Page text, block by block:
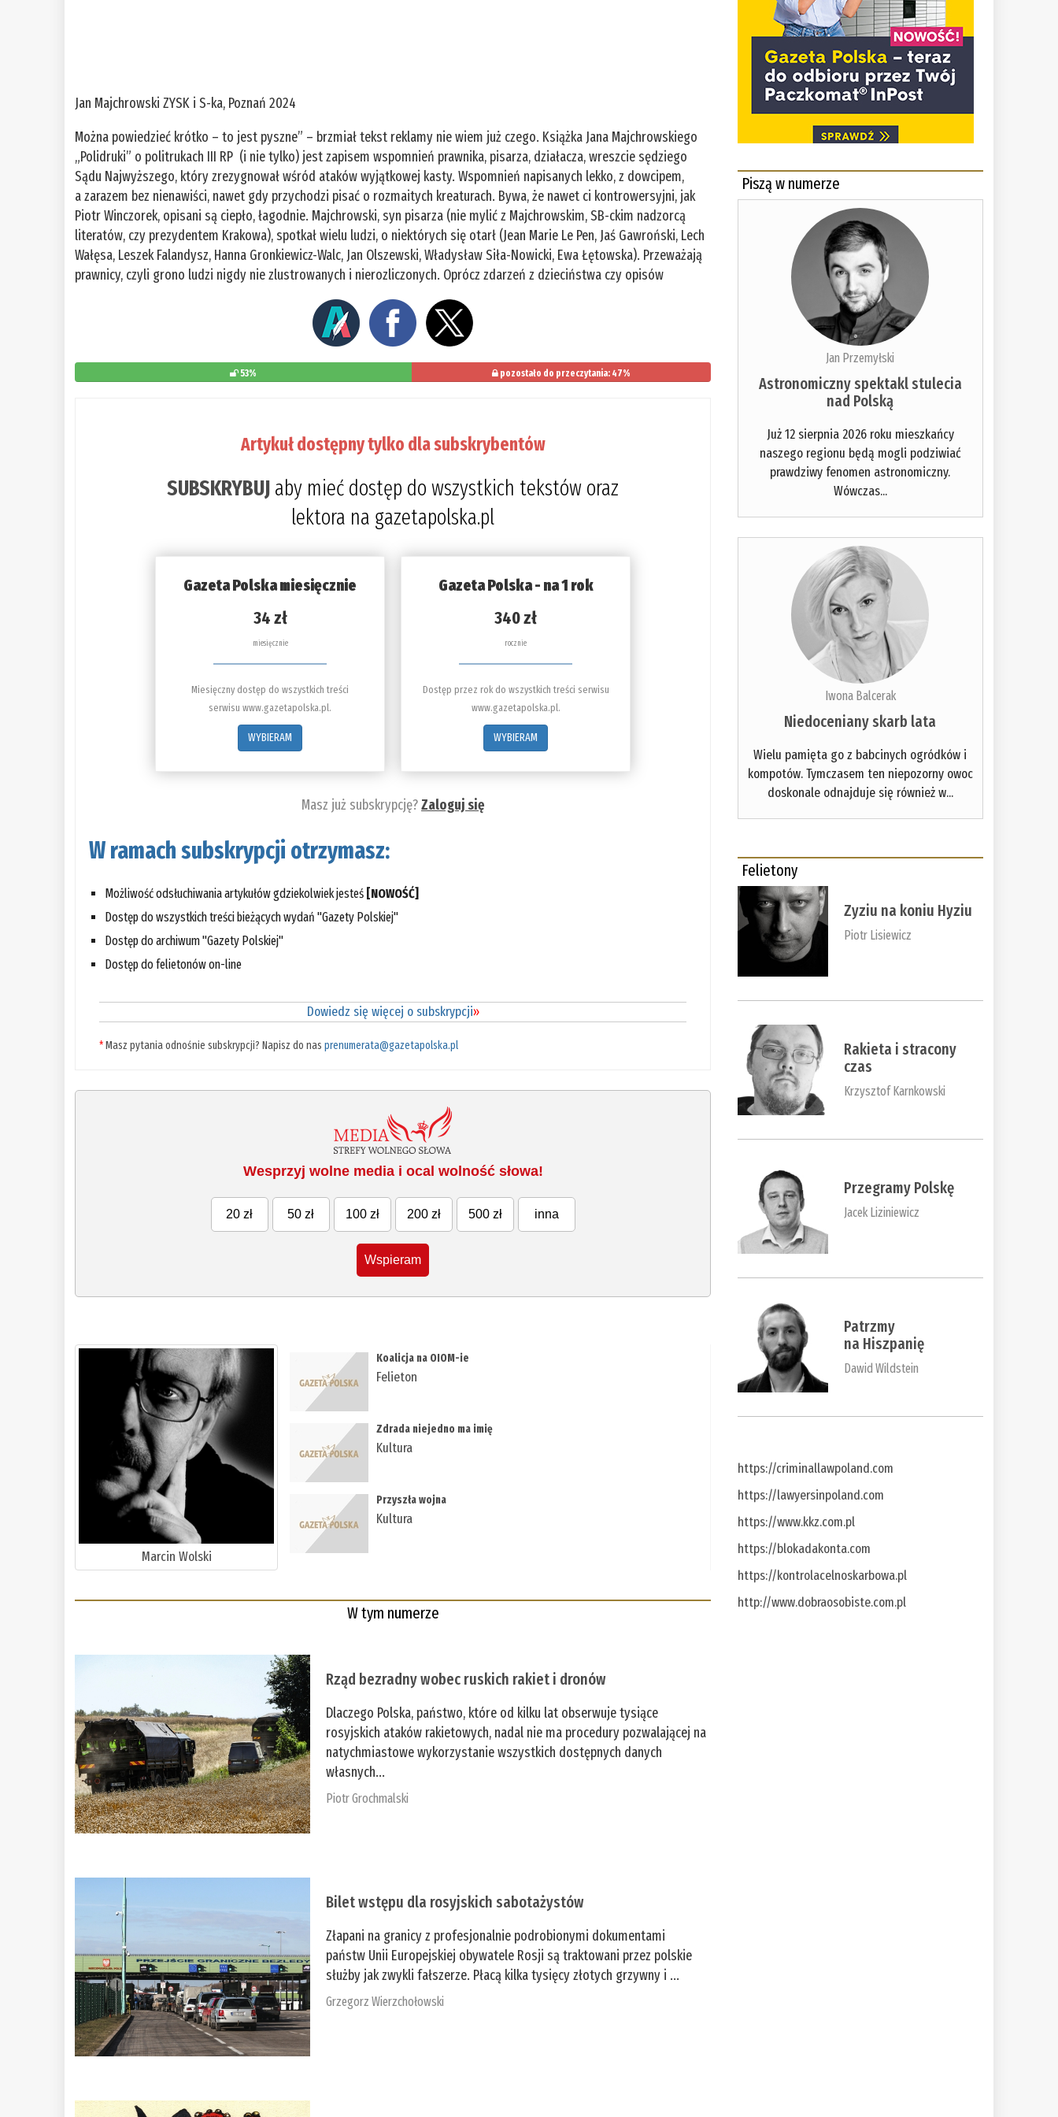
Jan Majchrowski ZYSK i S-ka, Poznań 2024
Można powiedzieć krótko – to jest pyszne” – brzmiał tekst reklamy nie wiem już czego. Książka Jana Majchrowskiego
„Polidruki” o politrukach III RP (i nie tylko) jest zapisem wspomnień prawnika, pisarza, działacza, wreszcie sędziego
Sądu Najwyższego, który zrezygnował wśród ataków wyjątkowej kasty. Wspomnień napisanych lekko, z dowcipem,
a zarazem bez nienawiści, nawet gdy przychodzi pisać o rozmaitych kreaturach. Bywa, że nawet ci kontrowersyjni, jak
Piotr Winczorek, opisani są ciepło, łagodnie. Majchrowski, syn pisarza (nie mylić z Majchrowskim, SB-ckim nadzorcą
literatów, czy prezydentem Krakowa), spotkał wielu ludzi, o niektórych się otarł (Jean Marie Le Pen, Jaś Gawroński, Lech
Wałęsa, Leszek Falandysz, Hanna Gronkiewicz-Walc, Jan Olszewski, Władysław Siła-Nowicki, Ewa Łętowska). Przeważają
prawnicy, czyli grono ludzi nigdy nie zlustrowanych i nierozliczonych. Oprócz zdarzeń z dzieciństwa czy opisów
53% pozostało do przeczytania: 47%
Artykuł dostępny tylko dla subskrybentów
SUBSKRYBUJ aby mieć dostęp do wszystkich tekstów oraz
lektora na gazetapolska.pl
Gazeta Polska miesięcznie
34 zł
miesięcznie
Miesięczny dostęp do wszystkich treści
serwisu www.gazetapolska.pl.
WYBIERAM
Gazeta Polska - na 1 rok
340 zł
rocznie
Dostęp przez rok do wszystkich treści serwisu
www.gazetapolska.pl.
WYBIERAM
Masz już subskrypcję?Zaloguj się
W ramach subskrypcji otrzymasz:
Możliwość odsłuchiwania artykułów gdziekolwiek jesteś [NOWOŚĆ]
Dostęp do wszystkich treści bieżących wydań "Gazety Polskiej"
Dostęp do archiwum "Gazety Polskiej"
Dostęp do felietonów on-line
Dowiedz się więcej o subskrypcji»
*Masz pytania odnośnie subskrypcji? Napisz do nasprenumerata@gazetapolska.pl
Wesprzyj wolne media i ocal wolność słowa!
20 zł 50 zł 100 zł 200 zł 500 zł inna
Wspieram
Marcin Wolski
Koalicja na OIOM-ie
Felieton
Zdrada niejedno ma imię
Kultura
Przyszła wojna
Kultura
W tym numerze
Rząd bezradny wobec ruskich rakiet i dronów
Dlaczego Polska, państwo, które od kilku lat obserwuje tysiące
rosyjskich ataków rakietowych, nadal nie ma procedury pozwalającej na
natychmiastowe wykorzystanie wszystkich dostępnych danych
własnych...
Piotr Grochmalski
Bilet wstępu dla rosyjskich sabotażystów
Złapani na granicy z profesjonalnie podrobionymi dokumentami
państw Unii Europejskiej obywatele Rosji są traktowani przez polskie
służby jak zwykli fałszerze. Płacą kilka tysięcy złotych grzywny i ...
Grzegorz Wierzchołowski
Piszą w numerze
Jan Przemyłski
Astronomiczny spektakl stulecia
nad Polską
Już 12 sierpnia 2026 roku mieszkańcy
naszego regionu będą mogli podziwiać
prawdziwy fenomen astronomiczny.
Wówczas...
Iwona Balcerak
Niedoceniany skarb lata
Wielu pamięta go z babcinych ogródków i
kompotów. Tymczasem ten niepozorny owoc
doskonale odnajduje się również w...
Felietony
Zyziu na koniu Hyziu
Piotr Lisiewicz
Rakieta i stracony
czas
Krzysztof Karnkowski
Przegramy Polskę
Jacek Liziniewicz
Patrzmy
na Hiszpanię
Dawid Wildstein
https://criminallawpoland.com
https://lawyersinpoland.com
https://www.kkz.com.pl
https://blokadakonta.com
https://kontrolacelnoskarbowa.pl
http://www.dobraosobiste.com.pl